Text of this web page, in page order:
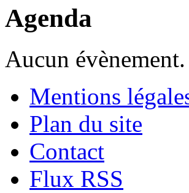
Agenda
Aucun évènement.
Mentions
Plan du site
Contact
Flux RSS